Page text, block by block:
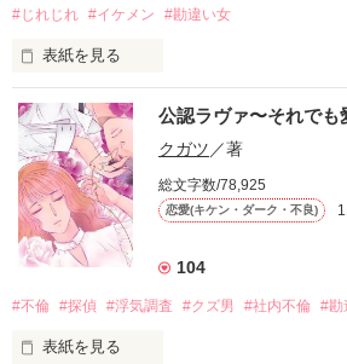
鷺沼　希未（さぎぬま　のぞみ）30歳　
作品を読む
#じれじれ #イケメン #勘違い女
表紙を見る
「ねえ、私たちこれからどうなるの？」
彼は表情も変えず
「どうもならないだろ」
そういうと靴を履き始める
「明日会える？」
公認ラヴァ〜それでも
クガツ ／著
総文字数/78,925
恋愛(キケン・ダーク・不良)
104
#不倫 #探偵 #浮気調査 #クズ男 #社内不倫 #勘
表紙を見る